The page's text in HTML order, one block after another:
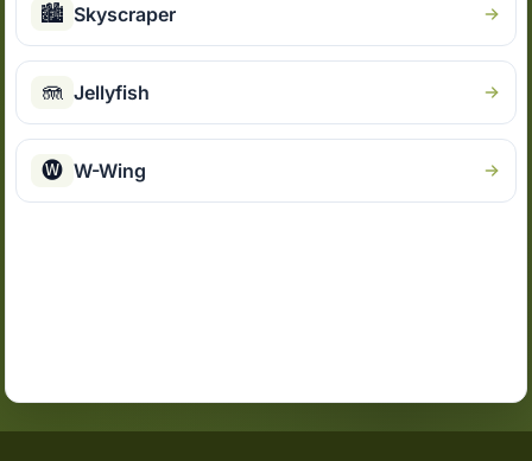
🏙 Skyscraper
🪼 Jellyfish
🅦 W-Wing